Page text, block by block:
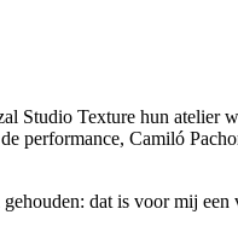
Studio Texture hun atelier
performance, Camiló
dat is voor mij een